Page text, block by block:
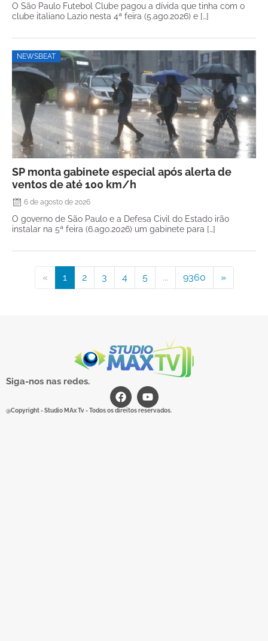
O São Paulo Futebol Clube pagou a dívida que tinha com o
clube italiano Lazio nesta 4ª feira (5.ago.2026) e […]
NEWSBEAT
SP monta gabinete especial após alerta de
ventos de até 100 km/h
6 de agosto de 2026
O governo de São Paulo e a Defesa Civil do Estado irão
instalar na 5ª feira (6.ago.2026) um gabinete para […]
« 1 2 3 4 5 ... 9360 »
Siga-nos nas redes.
@Copyright - Studio MAx Tv - Todos os direitos reservados.